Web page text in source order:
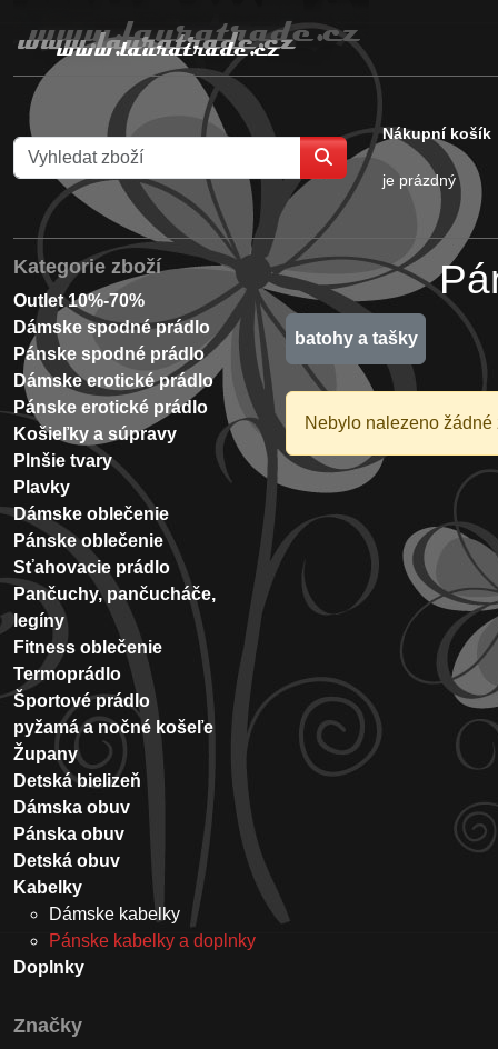
Nákupní košík
je prázdný
batohy a tašky
Nebylo nalezeno žádné
Kategorie zboží
Outlet 10%-70%
Dámske spodné prádlo
Pánske spodné prádlo
Dámske erotické prádlo
Pánske erotické prádlo
Košieľky a súpravy
Plnšie tvary
Plavky
Dámske oblečenie
Pánske oblečenie
Sťahovacie prádlo
Pančuchy, pančucháče,
legíny
Fitness oblečenie
Termoprádlo
Športové prádlo
pyžamá a nočné košeľe
Župany
Detská bielizeň
Dámska obuv
Pánska obuv
Detská obuv
Kabelky
Dámske kabelky
Pánske kabelky a doplnky
Doplnky
Značky